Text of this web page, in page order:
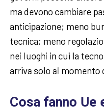
ma devono cambiare
anticipazione; meno
tecnica; meno
nei luoghi in cui la
arriva solo al momento
Cosa fanno Ue